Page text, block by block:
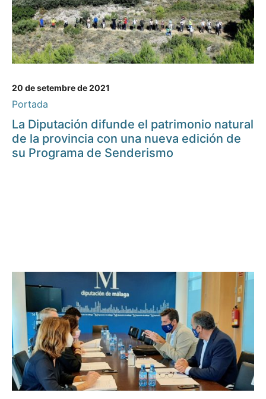
20 de setembre de 2021
Portada
La Diputación difunde el patrimonio natural
de la provincia con una nueva edición de
su Programa de Senderismo